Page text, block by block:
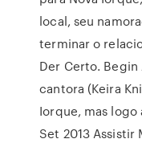
local, seu
terminar o
Der Certo. Begin
cantora (Keira
Iorque, mas
Set 2013 Assistir